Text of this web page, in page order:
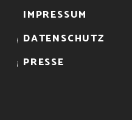
IMPRESSUM
DATENSCHUTZ
PRESSE